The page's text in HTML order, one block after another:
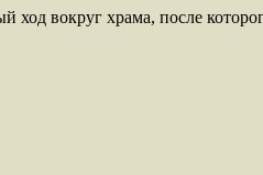
вокруг храма, после